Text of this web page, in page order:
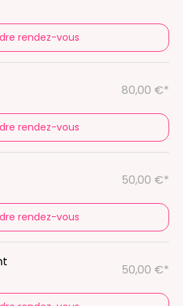
rendez-vous
80,00 €*
rendez-vous
50,00 €*
rendez-vous
50,00 €*